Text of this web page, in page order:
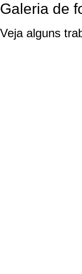
Galeria de
Veja alguns